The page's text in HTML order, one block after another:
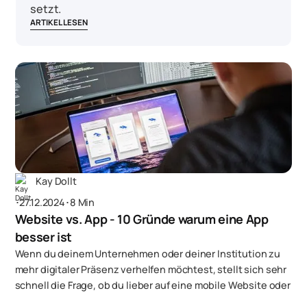
setzt.
ARTIKEL LESEN
Kay Dollt
･27.12.2024･8 Min
Website vs. App - 10 Gründe warum eine App
besser ist
Wenn du deinem Unternehmen oder deiner Institution zu
mehr digitaler Präsenz verhelfen möchtest, stellt sich sehr
schnell die Frage, ob du lieber auf eine mobile Website oder